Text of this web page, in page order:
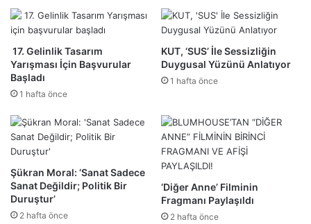
17. Gelinlik Tasarım
Yarışması İçin Başvurular
Başladı
1 hafta önce
KUT, ‘SUS’ İle Sessizliğin
Duygusal Yüzünü Anlatıyor
1 hafta önce
Şükran Moral: ‘Sanat Sadece
Sanat Değildir; Politik Bir
Duruştur’
2 hafta önce
‘Diğer Anne’ Filminin
Fragmanı Paylaşıldı
2 hafta önce